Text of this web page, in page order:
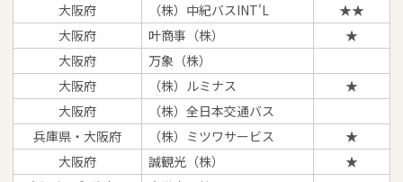
大阪府
（株）中紀バスINT'L
★★
大阪府
叶商事（株）
★
大阪府
万象（株）
大阪府
（株）ルミナス
★
大阪府
（株）全日本交通バス
兵庫県・大阪府
（株）ミツワサービス
★
大阪府
誠観光（株）
★